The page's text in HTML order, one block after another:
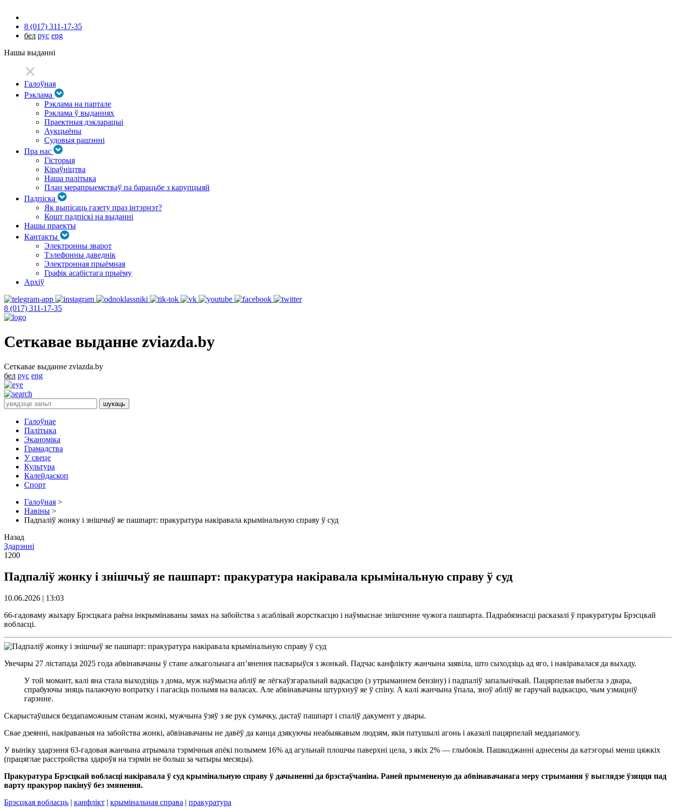
8 (017) 311-17-35
бел рус eng
Нашы выданні
Галоўная
Рэклама
Рэклама на партале
Рэклама ў выданнях
Праектныя дэкларацыі
Аукцыёны
Судовыя рашэнні
Пра нас
Гісторыя
Кіраўніцтва
Наша палітыка
План мерапрыемстваў па барацьбе з карупцыяй
Падпіска
Як выпісаць газету праз інтэрнэт?
Кошт падпіскі на выданні
Нашы праекты
Кантакты
Электронны зварот
Тэлефонны даведнік
Электронная прыёмная
Графік асабістага прыёму
Архіў
8 (017) 311-17-35
Сеткавае выданне zviazda.by
Сеткавае выданне zviazda.by
бел рус eng
Галоўнае
Палітыка
Эканоміка
Грамадства
У свеце
Культура
Калейдаскоп
Спорт
Галоўная >
Навіны >
Падпаліў жонку і знішчыў яе пашпарт: пракуратура накіравала крымінальную справу ў суд
Назад
Здарэннi
1200
Падпаліў жонку і знішчыў яе пашпарт: пракуратура накіравала крымінальную справу ў суд
10.06.2026 | 13:03
66-гадоваму жыхару Брэсцкага раёна інкрымінаваны замах на забойства з асаблівай жорсткасцю і наўмыснае знішчэнне чужога пашпарта. Падрабязнасці расказалі ў пракуратуры Брэсцкай
вобласці.
Увечары 27 лістапада 2025 года абвінавачаны ў стане алкагольнага ап’янення пасварыўся з жонкай. Падчас канфлікту жанчына заявіла, што сыходзіць ад яго, і накіравалася да выхаду.
У той момант, калі яна стала выходзіць з дома, муж наўмысна абліў яе лёгкаўзгаральнай вадкасцю (з утрыманнем бензіну) і падпаліў запальнічкай. Пацярпелая выбегла з двара,
спрабуючы зняць палаючую вопратку і пагасіць полымя на валасах. Але абвінавачаны штурхнуў яе ў спіну. А калі жанчына ўпала, зноў абліў яе гаручай вадкасцю, чым узмацніў
гарэнне.
Скарыстаўшыся бездапаможным станам жонкі, мужчына ўзяў з яе рук сумачку, дастаў пашпарт і спаліў дакумент у двары.
Свае дзеянні, накіраваныя на забойства жонкі, абвінавачаны не давёў да канца дзякуючы неабыякавым людзям, якія патушылі агонь і аказалі пацярпелай меддапамогу.
У выніку здарэння 63-гадовая жанчына атрымала тэрмічныя апёкі полымем 16% ад агульнай плошчы паверхні цела, з якіх 2% — глыбокія. Пашкоджанні аднесены да катэгорыі менш цяжкіх
(працяглае расстройства здароўя на тэрмін не больш за чатыры месяцы).
Пракуратура Брэсцкай вобласці накіравала ў суд крымінальную справу ў дачыненні да брэстаўчаніна. Раней прымененую да абвінавачанага меру стрымання ў выглядзе ўзяцця пад
варту пракурор пакінуў без змянення.
Брэсцкая вобласць | канфлікт | крымінальная справа | пракуратура